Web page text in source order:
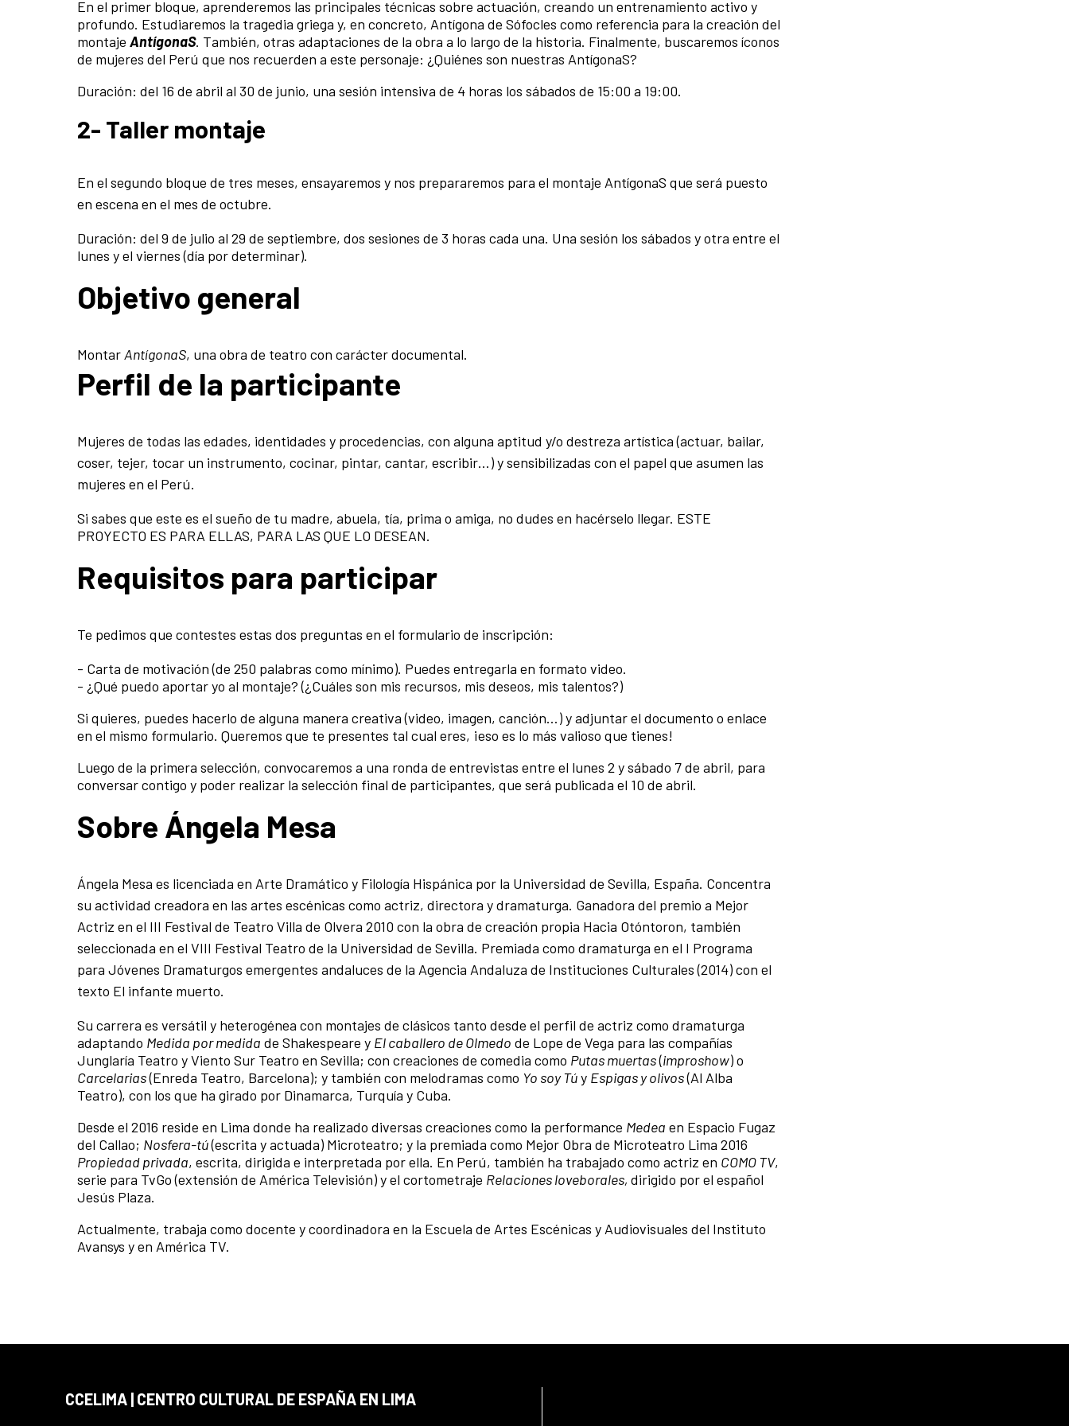
En el primer bloque, aprenderemos las principales técnicas sobre actuación, creando un entrenamiento activo y
profundo. Estudiaremos la tragedia griega y, en concreto, Antígona de Sófocles como referencia para la creación del
montaje AntígonaS. También, otras adaptaciones de la obra a lo largo de la historia. Finalmente, buscaremos íconos
de mujeres del Perú que nos recuerden a este personaje: ¿Quiénes son nuestras AntígonaS?
Duración: del 16 de abril al 30 de junio, una sesión intensiva de 4 horas los sábados de 15:00 a 19:00.
2- Taller montaje
En el segundo bloque de tres meses, ensayaremos y nos prepararemos para el montaje AntígonaS que será puesto
en escena en el mes de octubre.
Duración: del 9 de julio al 29 de septiembre, dos sesiones de 3 horas cada una. Una sesión los sábados y otra entre el
lunes y el viernes (día por determinar).
Objetivo general
MontarAntígonaS, una obra de teatro con carácter documental.
Perfil de la participante
Mujeres de todas las edades, identidades y procedencias, con alguna aptitud y/o destreza artística (actuar, bailar,
coser, tejer, tocar un instrumento, cocinar, pintar, cantar, escribir…) y sensibilizadas con el papel que asumen las
mujeres en el Perú.
Si sabes que este es el sueño de tu madre, abuela, tía, prima o amiga, no dudes en hacérselo llegar. ESTE
PROYECTO ES PARA ELLAS, PARA LAS QUE LO DESEAN.
Requisitos para participar
Te pedimos que contestes estas dos preguntas en el formulario de inscripción:
- Carta de motivación (de 250 palabras como mínimo). Puedes entregarla en formato video.
- ¿Qué puedo aportar yo al montaje? (¿Cuáles son mis recursos, mis deseos, mis talentos?)
Si quieres, puedes hacerlo de alguna manera creativa (video, imagen, canción…) y adjuntar el documento o enlace
en el mismo formulario. Queremos que te presentes tal cual eres, ¡eso es lo más valioso que tienes!
Luego de la primera selección, convocaremos a una ronda de entrevistas entre el lunes 2 y sábado 7 de abril, para
conversar contigo y poder realizar la selección final de participantes, que será publicada el 10 de abril.
Sobre Ángela Mesa
Ángela Mesa es licenciada en Arte Dramático y Filología Hispánica por la Universidad de Sevilla, España. Concentra
su actividad creadora en las artes escénicas como actriz, directora y dramaturga. Ganadora del premio a Mejor
Actriz en el III Festival de Teatro Villa de Olvera 2010 con la obra de creación propia Hacia Otóntoron, también
seleccionada en el VIII Festival Teatro de la Universidad de Sevilla. Premiada como dramaturga en el I Programa
para Jóvenes Dramaturgos emergentes andaluces de la Agencia Andaluza de Instituciones Culturales (2014) con el
texto El infante muerto.
Su carrera es versátil y heterogénea con montajes de clásicos tanto desde el perfil de actriz como dramaturga
adaptando Medida por medida de Shakespeare y El caballero de Olmedo de Lope de Vega para las compañías
Junglaría Teatro y Viento Sur Teatro en Sevilla; con creaciones de comedia como Putas muertas(improshow) o
Carcelarias(Enreda Teatro, Barcelona); y también con melodramas como Yo soy Túy Espigas y olivos(Al Alba
Teatro), con los que ha girado por Dinamarca, Turquía y Cuba.
Desde el 2016 reside en Lima donde ha realizado diversas creaciones como la performance Medea en Espacio Fugaz
del Callao; Nosfera-tú(escrita y actuada) Microteatro; y la premiada como Mejor Obra de Microteatro Lima 2016
Propiedad privada, escrita, dirigida e interpretada por ella. En Perú, también ha trabajado como actriz en COMO TV,
serie para TvGo (extensión de América Televisión) y el cortometraje Relaciones loveborales, dirigido por el español
Jesús Plaza.
Actualmente, trabaja como docente y coordinadora en la Escuela de Artes Escénicas y Audiovisuales del Instituto
Avansys y en América TV.
CCELIMA | CENTRO CULTURAL DE ESPAÑA EN LIMA